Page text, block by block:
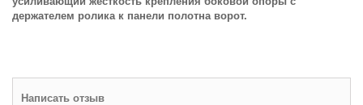
держателем ролика к панели полотна ворот.
Написать отзыв